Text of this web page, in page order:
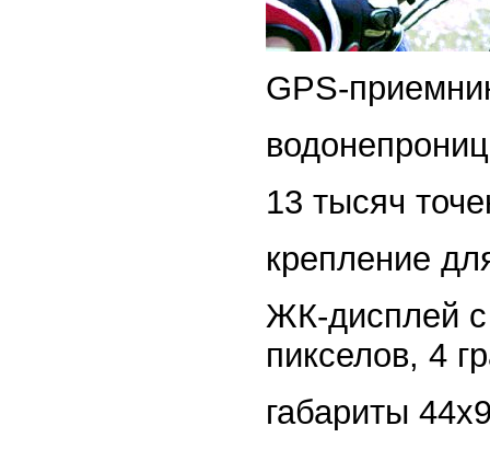
GPS-
13 тысяч
крепление
ЖК-дисплей с
пикселов, 4
габариты